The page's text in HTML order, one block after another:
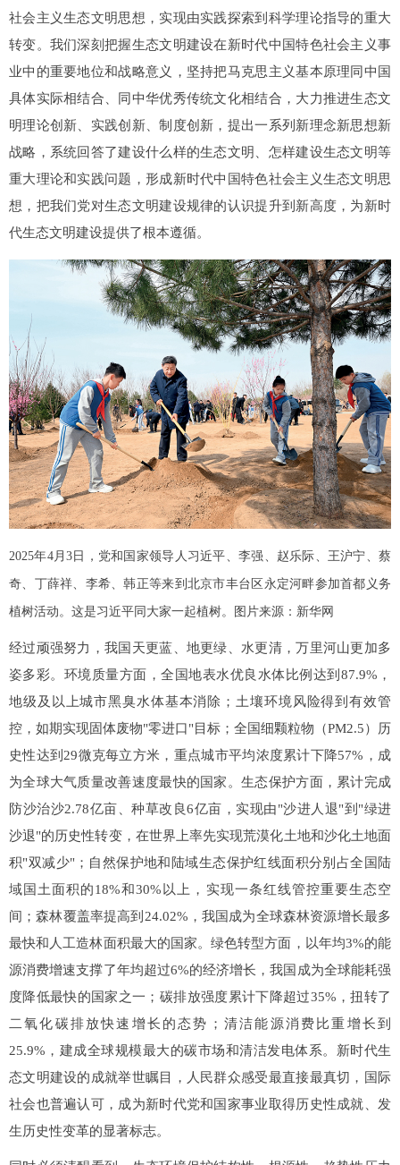
社会主义生态文明思想，实现由实践探索到科学理论指导的重大
转变。我们深刻把握生态文明建设在新时代中国特色社会主义事
业中的重要地位和战略意义，坚持把马克思主义基本原理同中国
具体实际相结合、同中华优秀传统文化相结合，大力推进生态文
明理论创新、实践创新、制度创新，提出一系列新理念新思想新
战略，系统回答了建设什么样的生态文明、怎样建设生态文明等
重大理论和实践问题，形成新时代中国特色社会主义生态文明思
想，把我们党对生态文明建设规律的认识提升到新高度，为新时
代生态文明建设提供了根本遵循。
2025年4月3日，党和国家领导人习近平、李强、赵乐际、王沪宁、蔡
奇、丁薛祥、李希、韩正等来到北京市丰台区永定河畔参加首都义务
植树活动。这是习近平同大家一起植树。图片来源：新华网
经过顽强努力，我国天更蓝、地更绿、水更清，万里河山更加多
姿多彩。环境质量方面，全国地表水优良水体比例达到87.9%，
地级及以上城市黑臭水体基本消除；土壤环境风险得到有效管
控，如期实现固体废物"零进口"目标；全国细颗粒物（PM2.5）历
史性达到29微克每立方米，重点城市平均浓度累计下降57%，成
为全球大气质量改善速度最快的国家。生态保护方面，累计完成
防沙治沙2.78亿亩、种草改良6亿亩，实现由"沙进人退"到"绿进
沙退"的历史性转变，在世界上率先实现荒漠化土地和沙化土地面
积"双减少"；自然保护地和陆域生态保护红线面积分别占全国陆
域国土面积的18%和30%以上，实现一条红线管控重要生态空
间；森林覆盖率提高到24.02%，我国成为全球森林资源增长最多
最快和人工造林面积最大的国家。绿色转型方面，以年均3%的能
源消费增速支撑了年均超过6%的经济增长，我国成为全球能耗强
度降低最快的国家之一；碳排放强度累计下降超过35%，扭转了
二氧化碳排放快速增长的态势；清洁能源消费比重增长到
25.9%，建成全球规模最大的碳市场和清洁发电体系。新时代生
态文明建设的成就举世瞩目，人民群众感受最直接最真切，国际
社会也普遍认可，成为新时代党和国家事业取得历史性成就、发
生历史性变革的显著标志。